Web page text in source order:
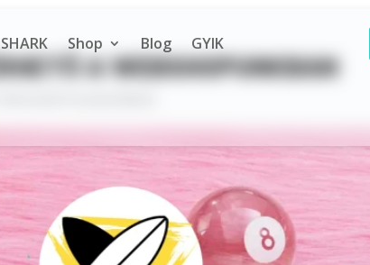
Shop Blog GYIK
A WEBSHOPUNKBAN